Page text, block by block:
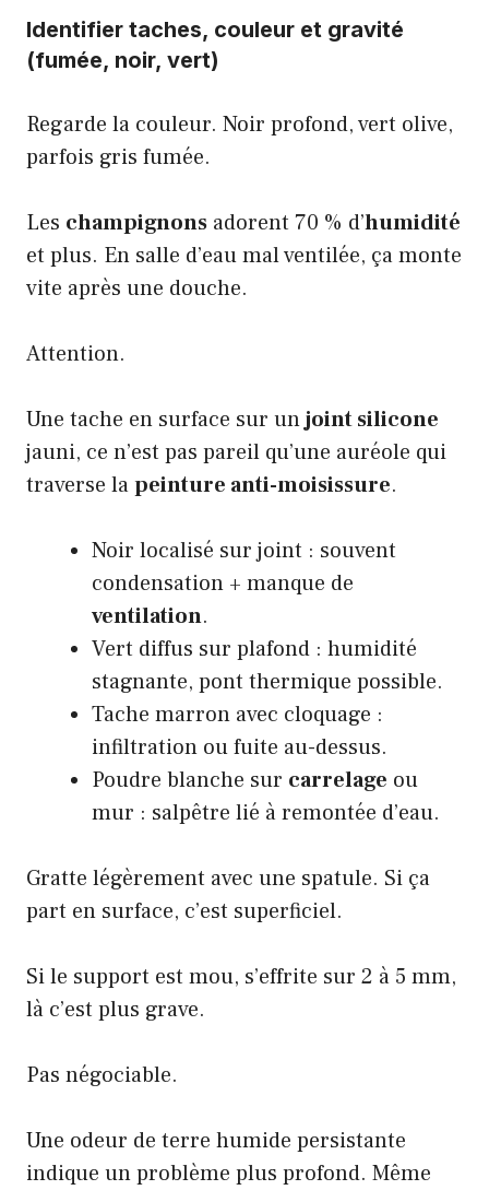
Identifier taches, couleur et gravité
(fumée, noir, vert)
Regarde la couleur. Noir profond, vert olive,
parfois gris fumée.
Les champignons adorent 70 % d’humidité
et plus. En salle d’eau mal ventilée, ça monte
vite après une douche.
Attention.
Une tache en surface sur unjoint silicone
jauni, ce n’est pas pareil qu’une auréole qui
traverse lapeinture anti-moisissure.
Noir localisé sur joint : souvent
condensation + manque de
ventilation.
Vert diffus sur plafond : humidité
stagnante, pont thermique possible.
Tache marron avec cloquage :
infiltration ou fuite au-dessus.
Poudre blanche sur carrelage ou
mur : salpêtre lié à remontée d’eau.
Gratte légèrement avec une spatule. Si ça
part en surface, c’est superficiel.
Si le support est mou, s’effrite sur 2 à 5 mm,
là c’est plus grave.
Pas négociable.
Une odeur de terre humide persistante
indique un problème plus profond. Même